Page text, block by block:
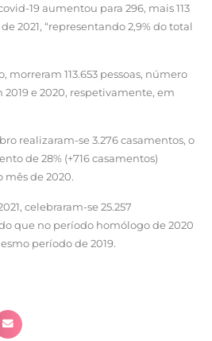
19 aumentou para 296, mais 113
2021, “representando 2,9% do total
morreram 113.653 pessoas, número
e 2020, respetivamente, em
realizaram-se 3.276 casamentos, o
de 28% (+716 casamentos)
de 2020.
celebraram-se 25.257
que no período homólogo de 2020
período de 2019.